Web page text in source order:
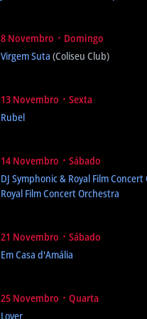
8 Novembro ᛫ Domingo
Virgem Suta (Coliseu Club)
13 Novembro ᛫ Sexta
Rubel
14 Novembro ᛫ Sábado
DJ Symphonic & Royal Film
Royal Film Concert Orchestra
21 Novembro ᛫ Sábado
Em Casa d'Amália
25 Novembro ᛫ Quarta
Lover